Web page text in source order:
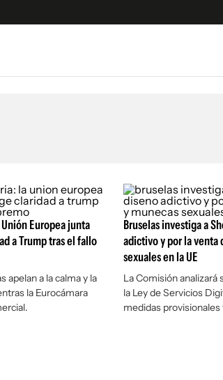
Europea junta
a Trump tras el fallo
apelan a la calma y la
la Eurocámara
Bruselas investiga a
adictivo y por la venta
sexuales en la UE
La Comisión analizará
la Ley de Servicios
medidas provisionales